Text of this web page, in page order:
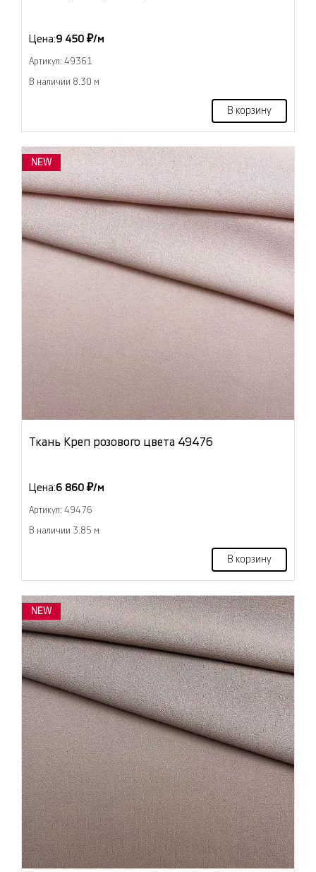
Цена:9 450 ₽/м
Артикул: 49361
В наличии 8.30 м
В корзину
NEW
Ткань Креп розового цвета 49476
Цена:6 860 ₽/м
Артикул: 49476
В наличии 3.85 м
В корзину
NEW